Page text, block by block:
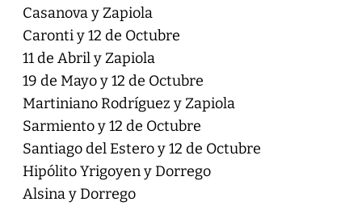
Casanova y Zapiola
Caronti y 12 de Octubre
11 de Abril y Zapiola
19 de Mayo y 12 de Octubre
Martiniano Rodríguez y Zapiola
Sarmiento y 12 de Octubre
Santiago del Estero y 12 de Octubre
Hipólito Yrigoyen y Dorrego
Alsina y Dorrego